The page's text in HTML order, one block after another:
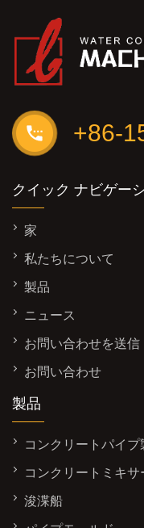
+86-
クイック ナビゲー
家
私たちについて
製品
ニュース
お問い合わせを送信
お問い合わせ
製品
コンクリートパイプ
コンクリートミキサ
浚渫船